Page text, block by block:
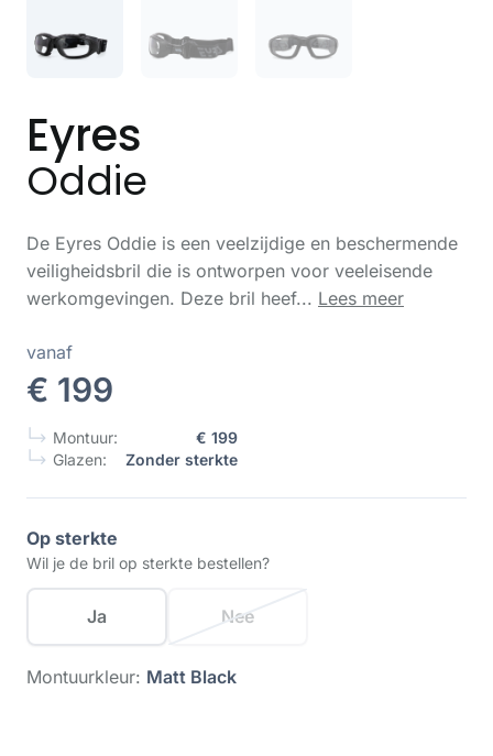
Eyres
Oddie
De Eyres Oddie is een veelzijdige en beschermende
veiligheidsbril die is ontworpen voor veeleisende
werkomgevingen. Deze bril heef... Lees meer
vanaf
€ 199
Montuur:
€ 199
Glazen:
Zonder sterkte
Op sterkte
Wil je de bril op sterkte bestellen?
Ja Nee
Montuurkleur: Matt Black